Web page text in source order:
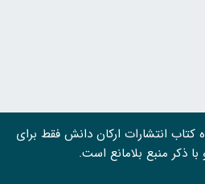
کتاب انتشارات ارکان دانش فقط برای
ذکر منبع بلامانع است.